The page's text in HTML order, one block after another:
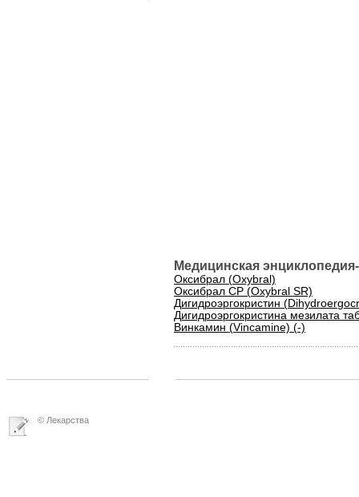
Медицинская
Оксибрал (Oxybral)
Оксибрал СР (Oxybral SR)
Дигидроэргокристин
Дигидроэргокристина мезилата
Винкамин (Vincamine) (-)
© Лекарства